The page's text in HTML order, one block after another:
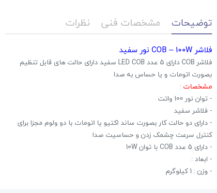
توضیحات مشخصات فنی نظرات
فلاشر COB – 100W نور سفید
فلاشر COB دارای 5 عدد LED COB سفید دارای حالت های قابل تنظیم
بصورت اتومات و یا حساس به صدا
مشخصات :
- توان نور 100 واتت
- فلاشر سفید
- دارای دو حالت کار بصورت ساند اکتیو یا اتومات با دو ولوم مجزا برای
کنترل سرعت چشمک زدن و حساسیت صدا
- دارای 5 عدد COB با توان 10W
- ابعاد :
- وزن : 1 کیلوگرم